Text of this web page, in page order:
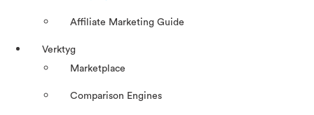
Affiliate Marketing Guide
Verktyg
Marketplace
Comparison Engines